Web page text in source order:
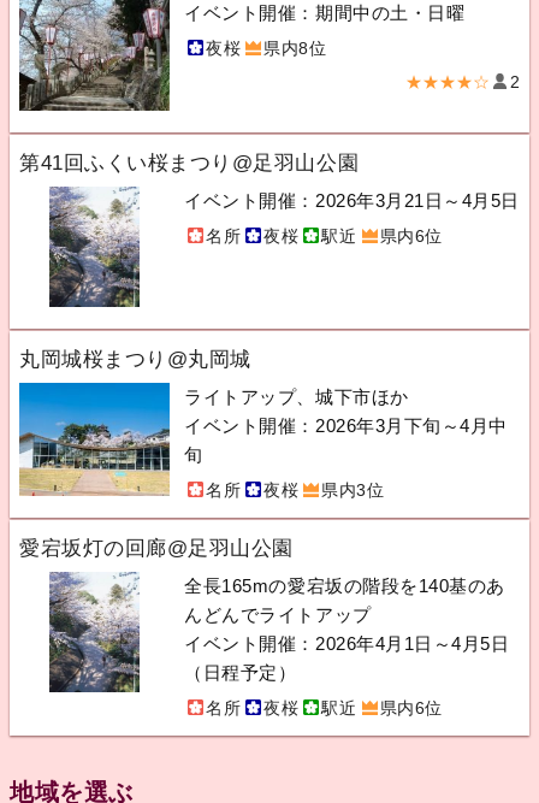
イベント開催：期間中の土・日曜
夜桜 県内8位
★★★★☆ 2
第41回ふくい桜まつり@足羽山公園
イベント開催：2026年3月21日～4月5日
名所 夜桜 駅近 県内6位
丸岡城桜まつり@丸岡城
ライトアップ、城下市ほか
イベント開催：2026年3月下旬～4月中
旬
名所 夜桜 県内3位
愛宕坂灯の回廊@足羽山公園
全長165mの愛宕坂の階段を140基のあ
んどんでライトアップ
イベント開催：2026年4月1日～4月5日
（日程予定）
名所 夜桜 駅近 県内6位
地域を選ぶ